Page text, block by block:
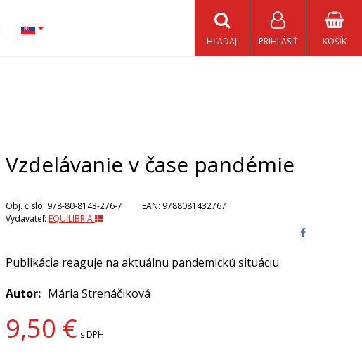
KOŠÍK
PRIHLÁSIŤ
HĽADAJ
Vzdelávanie v čase pandémie
Obj. čislo: 978-80-8143-276-7 EAN: 9788081432767
Vydavateľ: EQUILIBRIA
Publikácia reaguje na aktuálnu pandemickú situáciu
Autor
Mária Strenáčiková
9,50 € s DPH